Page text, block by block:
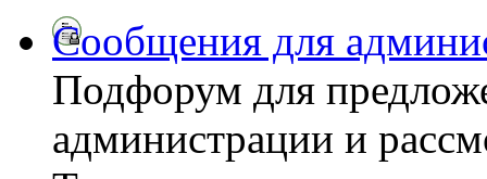
Сообщения для
Подфорум для
администрации и